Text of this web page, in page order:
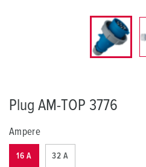
Plug AM-TOP 3776
Ampere
16 A 32 A